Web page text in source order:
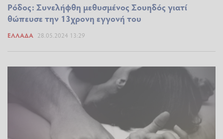
Ρόδος: Συνελήφθη μεθυσμένος Σουηδός γιατί
θώπευσε την 13χρονη εγγονή του
ΕΛΛΆΔΑ 28.05.2024 13:29